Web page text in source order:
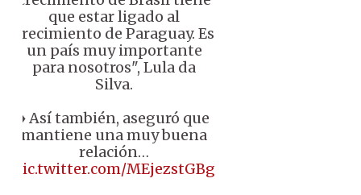
que estar ligado al
crecimiento de Paraguay. Es
un país muy importante
para nosotros", Lula da
Silva.
♦️ Así también, aseguró que
mantiene una muy buena
relación…
pic.twitter.com/MEjezstGBg